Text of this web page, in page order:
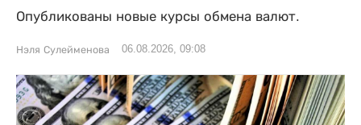
Опубликованы новые курсы обмена валют.
Нэля Сулейменова 06.08.2026, 09:08